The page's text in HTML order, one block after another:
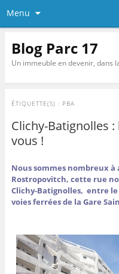
Menu
Blog Parc 17
Un immeuble en devenir, dans
ÉTIQUETTE(S) : PBA
Clichy-Batignolles
vous !
Nous sommes nombreux
Rostropovitch, cette rue
Clichy-Batignolles, entre
voies ferrées de la Gare